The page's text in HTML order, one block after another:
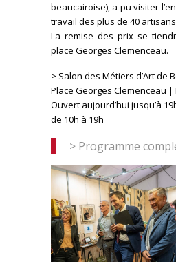
beaucairoise), a pu visiter
travail des plus de 40
La remise des prix se
place Georges Clemenceau.
> Salon des Métiers d’Art de
Place Georges Clemenceau
Ouvert aujourd’hui jusqu’à
de 10h à 19h
> Programme